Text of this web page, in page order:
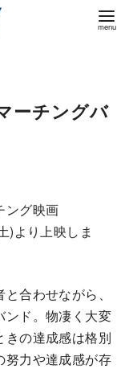
ーチングバ
ング映画
)より上映しま
合わせながら、
ンド。物凄く大変
きの達成感は格別
努力や達成感が存